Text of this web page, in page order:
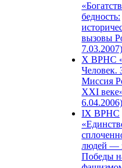
бедность:
вызовы
7.03.2007)
X ВРНС
Человек.
Миссия
XXI
6.04.2006)
IX ВРНС
людей —
Победы